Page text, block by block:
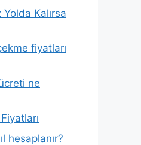
Yolda Kalırsa
fiyatları
ne
hesaplanır?